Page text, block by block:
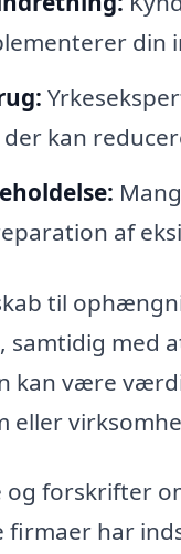
kan
af
til
med
kan være
eller
og forskrifter
har